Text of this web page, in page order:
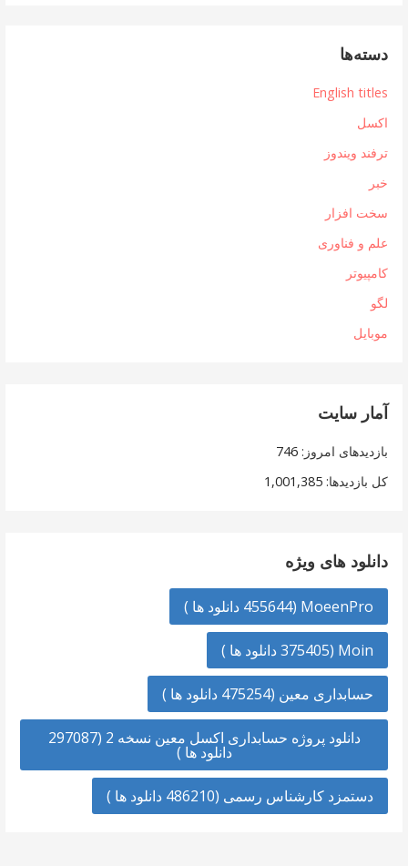
دسته‌ها
English titles
اکسل
ترفند ویندوز
خبر
سخت افزار
علم و فناوری
کامپیوتر
لگو
موبایل
آمار سایت
بازدیدهای امروز:746
کل بازدیدها:1,001,385
دانلود های ویژه
MoeenPro (455644 دانلود ها )
Moin (375405 دانلود ها )
حسابداری معین (475254 دانلود ها )
دانلود پروژه حسابداری اکسل معین نسخه 2 (297087
دانلود ها )
دستمزد کارشناس رسمی (486210 دانلود ها )